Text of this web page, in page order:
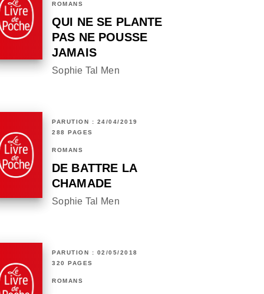
ROMANS
QUI NE SE PLANTE
PAS NE POUSSE
JAMAIS
Sophie Tal Men
PARUTION : 24/04/2019
288 PAGES
ROMANS
DE BATTRE LA
CHAMADE
Sophie Tal Men
PARUTION : 02/05/2018
320 PAGES
ROMANS